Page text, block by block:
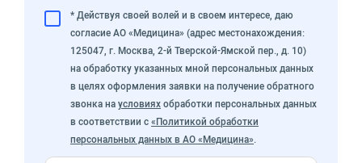
* Действуя своей волей и в своем интересе, даю
согласие АО «Медицина» (адрес местонахождения:
125047, г. Москва, 2-й Тверской-Ямской пер., д. 10)
на обработку указанных мной персональных данных
в целях оформления заявки на получение обратного
звонка на условиях обработки персональных данных
в соответствии с «Политикой обработки
персональных данных в АО «Медицина».